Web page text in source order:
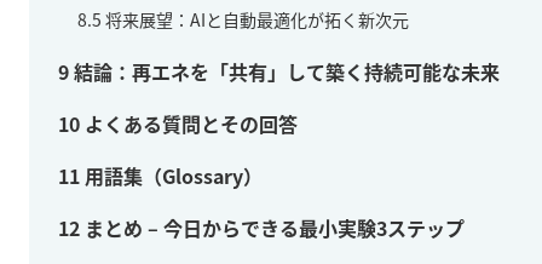
8.5 将来展望：AIと自動最適化が拓く新次元
9結論：再エネを「共有」して築く持続可能な未来
10 よくある質問とその回答
11 用語集（Glossary）
12 まとめ – 今日からできる最小実験3ステップ